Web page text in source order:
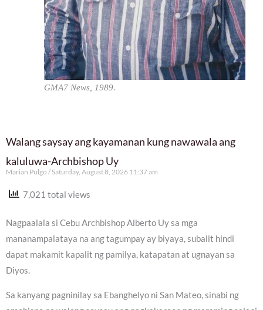
GMA7 News, 1989.
Walang saysay ang kayamanan kung nawawala ang
kaluluwa-Archbishop Uy
Marian Pulgo Saturday, August 8, 2026 11:37 am
7,021 total views
Nagpaalala si Cebu Archbishop Alberto Uy sa mga
mananampalataya na ang tagumpay ay biyaya, subalit hindi
dapat makamit kapalit ng pamilya, katapatan at ugnayan sa
Diyos.
Sa kanyang pagninilay sa Ebanghelyo ni San Mateo, sinabi ng